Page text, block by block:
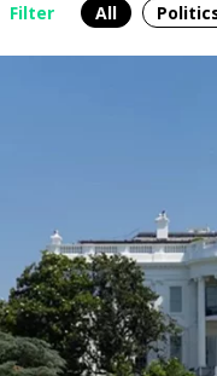
Filter All